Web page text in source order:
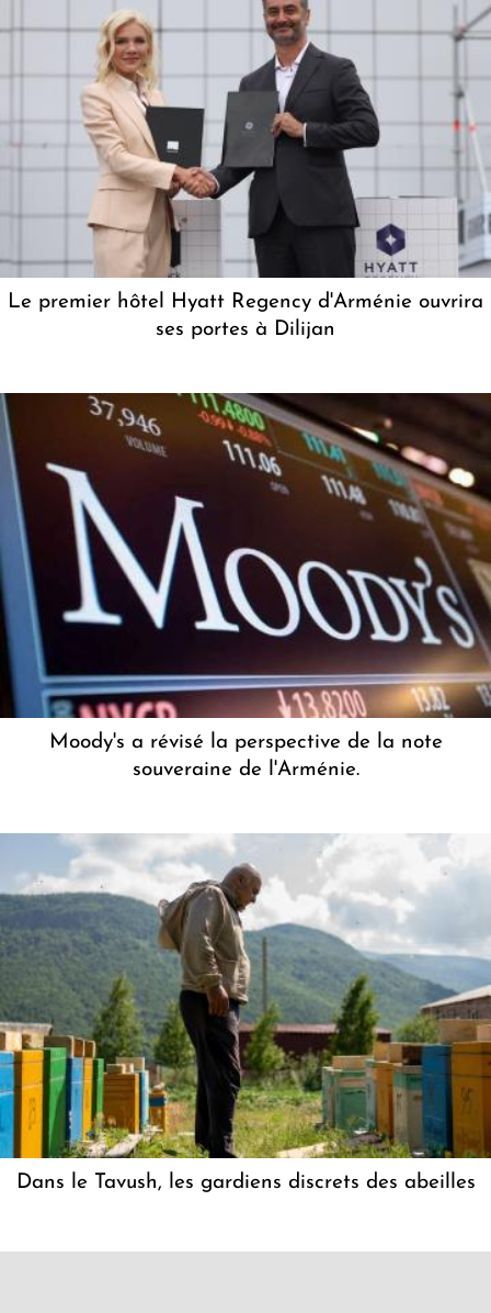
Le premier hôtel Hyatt Regency d'Arménie ouvrira
ses portes à Dilijan
Moody's a révisé la perspective de la note
souveraine de l'Arménie.
Dans le Tavush, les gardiens discrets des abeilles